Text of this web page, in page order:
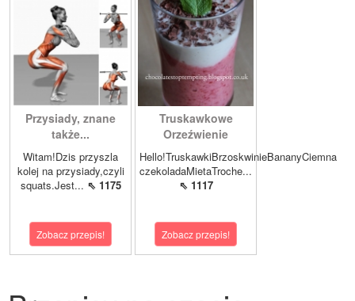
Przysiady, znane
także...
Witam!Dzis przyszla
kolej na przysiady,czyli
squats.Jest... ⇖ 1175
Zobacz przepis!
Truskawkowe
Orzeźwienie
Hello!TruskawkiBrzoskwinieBananyCiemna
czekoladaMietaTroche...
⇖ 1117
Zobacz przepis!